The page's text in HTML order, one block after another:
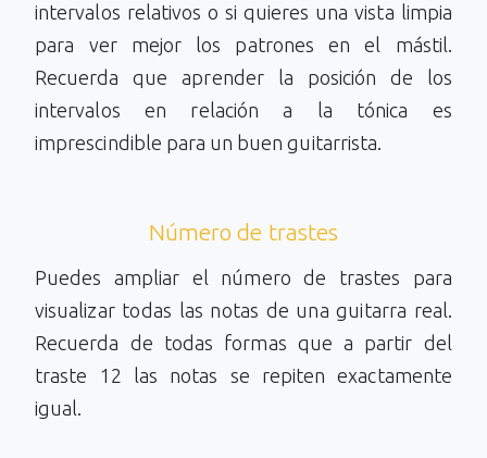
intervalos relativos o si quieres una vista limpia
para ver mejor los patrones en el mástil.
Recuerda que aprender la posición de los
intervalos en relación a la tónica es
imprescindible para un buen guitarrista.
Número de trastes
Puedes ampliar el número de trastes para
visualizar todas las notas de una guitarra real.
Recuerda de todas formas que a partir del
traste 12 las notas se repiten exactamente
igual.